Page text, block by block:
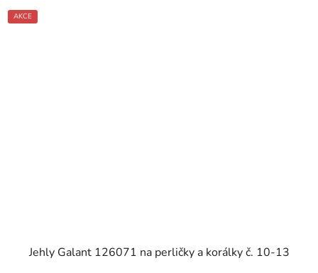
AKCE
Jehly Galant 126071 na perličky a korálky č. 10-13